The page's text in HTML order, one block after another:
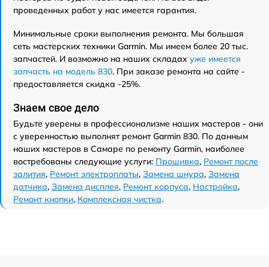
проведенных работ у нас имеется гарантия.
Минимальные сроки выполнения ремонта. Мы большая
сеть мастерских техники Garmin. Мы имеем более 20 тыс.
запчастей. И возможно на наших складах уже имеется
запчасть на модель 830. При заказе ремонта на сайте -
предоставляется скидка -25%.
Знаем свое дело
Будьте уверены в профессионализме наших мастеров - они
с уверенностью выполнят ремонт Garmin 830. По данным
наших мастеров в Самаре по ремонту Garmin, наиболее
востребованы следующие услуги: Прошивка, Ремонт после
залития, Ремонт электроплаты, Замена шнура, Замена
датчика, Замена дисплея, Ремонт корпуса, Настройка,
Ремонт кнопки, Комплексная чистка.